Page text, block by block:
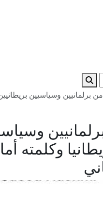
برلمانيين وسياسيين
وكلمته